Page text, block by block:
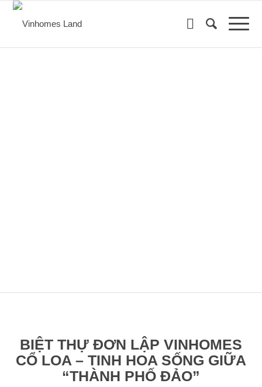
BIỆT THỰ ĐƠN LẬP VINHOMES
CỔ LOA – TINH HOA SỐNG GIỮA
“THÀNH PHỐ ĐẢO”